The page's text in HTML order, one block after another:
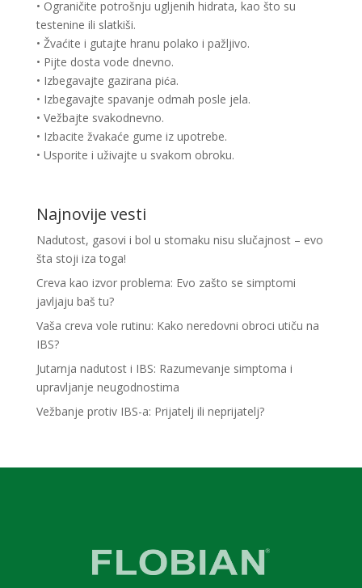
• Ograničite potrošnju ugljenih hidrata, kao što su
testenine ili slatkiši.
• Žvaćite i gutajte hranu polako i pažljivo.
• Pijte dosta vode dnevno.
• Izbegavajte gazirana pića.
• Izbegavajte spavanje odmah posle jela.
• Vežbajte svakodnevno.
• Izbacite žvakaće gume iz upotrebe.
• Usporite i uživajte u svakom obroku.
Najnovije vesti
Nadutost, gasovi i bol u stomaku nisu slučajnost – evo
šta stoji iza toga!
Creva kao izvor problema: Evo zašto se simptomi
javljaju baš tu?
Vaša creva vole rutinu: Kako neredovni obroci utiču na
IBS?
Jutarnja nadutost i IBS: Razumevanje simptoma i
upravljanje neugodnostima
Vežbanje protiv IBS-a: Prijatelj ili neprijatelj?